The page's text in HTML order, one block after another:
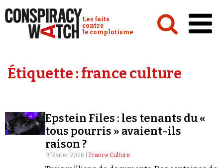
Conspiracy Watch :
Les faits
contre
le complotisme
Analyses
Vidéos
Émissions
Revues de presse
Étiquette :france culture
Epstein Files : les tenants du «
tous pourris » avaient-ils
raison ?
9 février 2026 | France Culture